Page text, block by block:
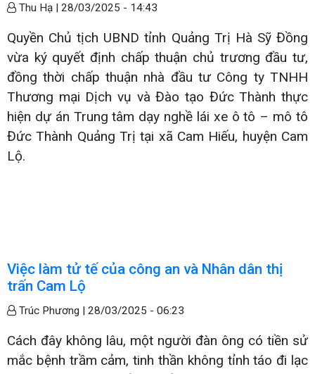
Thu Hạ | 28/03/2025 - 14:43
Quyền Chủ tịch UBND tỉnh Quảng Trị Hà Sỹ Đồng
vừa ký quyết định chấp thuận chủ trương đầu tư,
đồng thời chấp thuận nhà đầu tư Công ty TNHH
Thương mại Dịch vụ và Đào tạo Đức Thành thực
hiện dự án Trung tâm dạy nghề lái xe ô tô – mô tô
Đức Thành Quảng Trị tại xã Cam Hiếu, huyện Cam
Lộ.
Việc làm tử tế của công an và Nhân dân thị
trấn Cam Lộ
Trúc Phương | 28/03/2025 - 06:23
Cách đây không lâu, một người đàn ông có tiền sử
mắc bệnh trầm cảm, tinh thần không tỉnh táo đi lạc